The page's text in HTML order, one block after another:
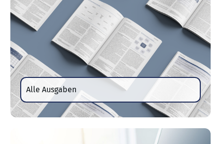
Alle Ausgaben